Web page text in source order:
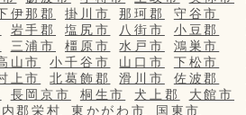
伊那郡 掛川市 那珂郡
守谷市
岩手郡 塩尻市 八街市
小豆郡
三浦市 橿原市 水戸市
鴻巣市
山市 小千谷市 山口市
下松市
上市 北葛飾郡 滑川市
佐波郡
長岡京市 桐生市 犬上郡
大館市
郡栄村 東かがわ市
国東市